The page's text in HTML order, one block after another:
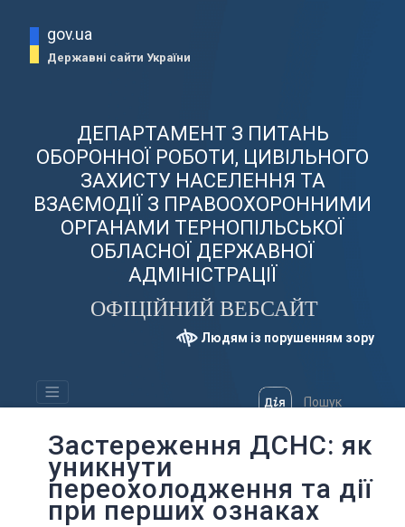
gov.ua
Державні сайти України
ДЕПАРТАМЕНТ З ПИТАНЬ
ОБОРОННОЇ РОБОТИ, ЦИВІЛЬНОГО
ЗАХИСТУ НАСЕЛЕННЯ ТА
ВЗАЄМОДІЇ З ПРАВООХОРОННИМИ
ОРГАНАМИ ТЕРНОПІЛЬСЬКОЇ
ОБЛАСНОЇ ДЕРЖАВНОЇ
АДМІНІСТРАЦІЇ
ОФІЦІЙНИЙ ВЕБСАЙТ
Людям із порушенням зору
Застереження ДСНС: як
уникнути
переохолодження та дії
при перших ознаках